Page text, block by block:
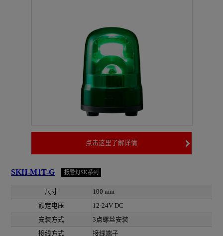
点击这里了解详情
SKH-M1T-G 报警灯SK系列
尺寸
100 mm
额定电压
12-24V DC
安装方式
3点螺丝安装
接线方式
接线端子